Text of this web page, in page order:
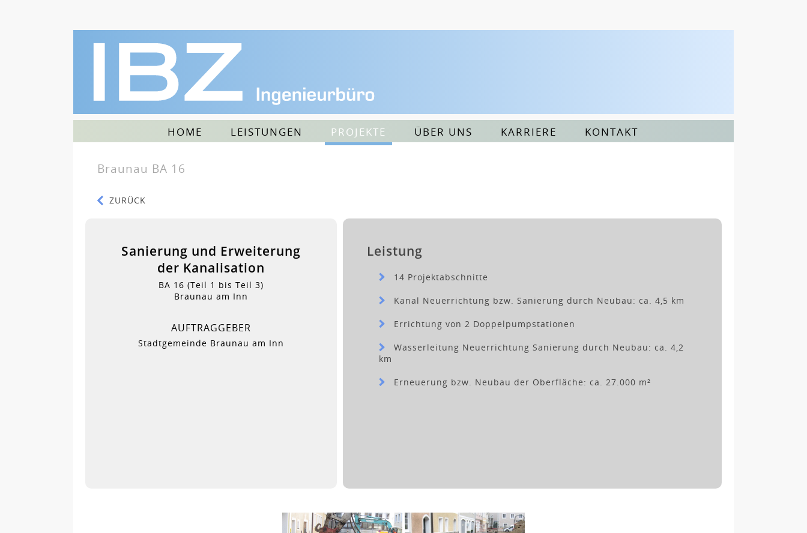
HOME LEISTUNGEN PROJEKTE ÜBER UNS KARRIERE KONTAKT
Braunau BA 16
ZURÜCK
Sanierung und Erweiterung
der Kanalisation
BA 16 (Teil 1 bis Teil 3)
Braunau am Inn
AUFTRAGGEBER
Stadtgemeinde Braunau am Inn
Leistung
14 Projektabschnitte
Kanal Neuerrichtung bzw. Sanierung durch Neubau: ca. 4,5 km
Errichtung von 2 Doppelpumpstationen
Wasserleitung Neuerrichtung Sanierung durch Neubau: ca. 4,2
km
Erneuerung bzw. Neubau der Oberfläche: ca. 27.000 m²